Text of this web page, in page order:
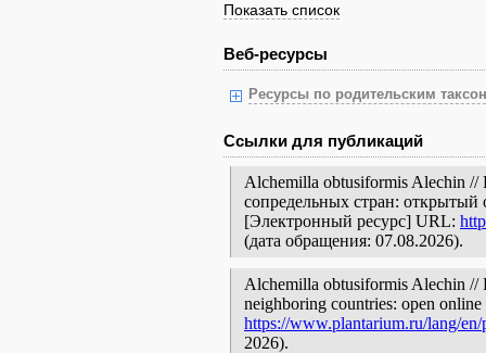
Показать список
Веб-ресурсы
Ресурсы по родительским
Ссылки для публикаций
Alchemilla obtusiformis Alechin
сопредельных стран: открытый
[Электронный ресурс] URL:
(дата обращения: 07.08.2026).
Alchemilla obtusiformis Alechin //
neighboring countries: open
https://www.plantarium.ru/lang/
2026).